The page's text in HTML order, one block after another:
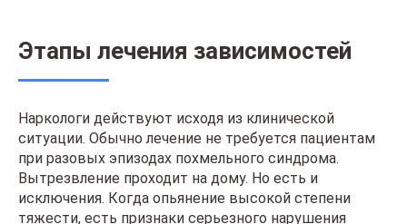
Этапы лечения зависимостей
Наркологи действуют исходя из клинической
ситуации. Обычно лечение не требуется пациентам
при разовых эпизодах похмельного синдрома.
Вытрезвление проходит на дому. Но есть и
исключения. Когда опьянение высокой степени
тяжести, есть признаки серьезного нарушения